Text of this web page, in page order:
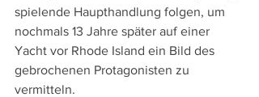
spielende Haupthandlung folgen, um
nochmals 13 Jahre später auf einer
Yacht vor Rhode Island ein Bild des
gebrochenen Protagonisten zu
vermitteln.